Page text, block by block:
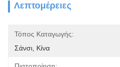
Λεπτομέρειες
Τόπος Καταγωγής:
Σάνσι, Κίνα